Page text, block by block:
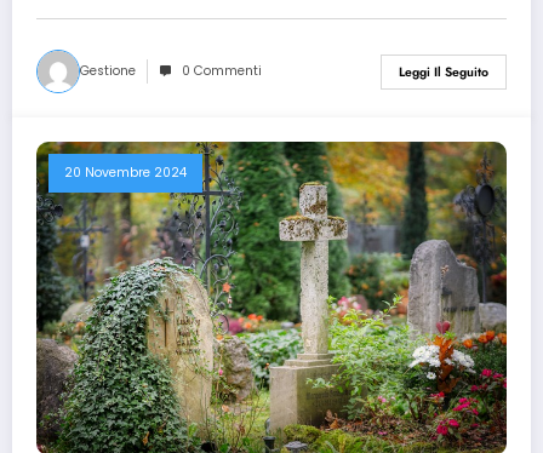
Gestione 0 Commenti Leggi Il Seguito
20 Novembre 2024